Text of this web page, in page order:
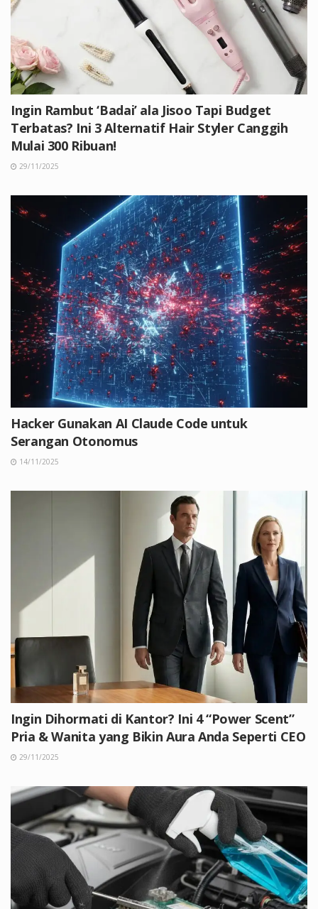
Ingin Rambut ‘Badai’ ala Jisoo Tapi Budget
Terbatas? Ini 3 Alternatif Hair Styler Canggih
Mulai 300 Ribuan!
29/11/2025
Hacker Gunakan AI Claude Code untuk
Serangan Otonomus
14/11/2025
Ingin Dihormati di Kantor? Ini 4 “Power Scent”
Pria & Wanita yang Bikin Aura Anda Seperti CEO
29/11/2025